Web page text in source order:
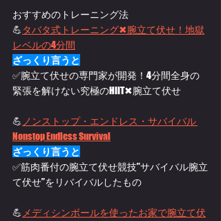
おすすめのトレーニング法
💪タバタ式トレーニング✖腕立て伏せ！地獄
レベルの4分間
ざっくり言うと
✅腕立て伏せの専門家が開発！4分間全身の
緊張を解けない究極のHIIT✖腕立て伏せ
💪 ノンストップ・エンドレス・サバイバル
Nonstop Endless Survival
ざっくり言うと
✅筋肉番付の腕立て伏せ競技”サバイバル腕立
て伏せ”をリバイバルしたもの
💪 メディシンボールを使ったお家で腕立て伏